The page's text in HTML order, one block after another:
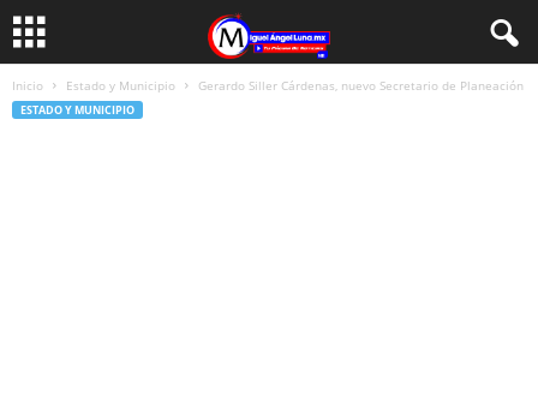
Inicio Estado y Municipio Gerardo Siller Cárdenas, nuevo Secretario de Planeación
ESTADO Y MUNICIPIO